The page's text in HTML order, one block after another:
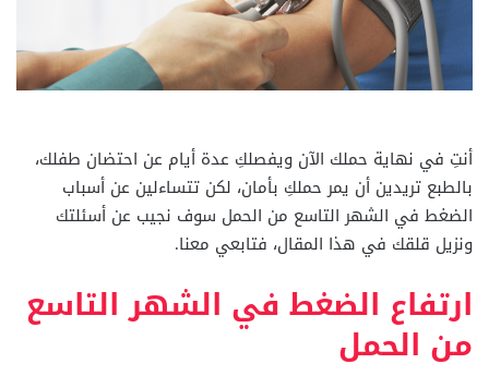
أنتِ في نهاية حملك الآن ويفصلكِ عدة أيام عن احتضان طفلك،
بالطبع تريدين أن يمر حملكِ بأمان، لكن تتساءلين عن أسباب
الضغط في الشهر التاسع من الحمل سوف نجيب عن أسئلتك
ونزيل قلقك في هذا المقال، فتابعي معنا.
ارتفاع الضغط في الشهر التاسع
من الحمل